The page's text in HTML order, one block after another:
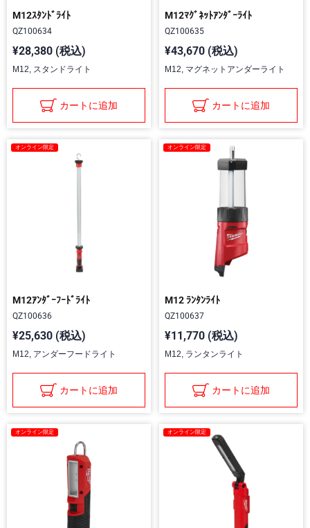
M12ｽﾀﾝﾄﾞﾗｲﾄ
QZ100634
¥28,380 (税込)
M12, スタンドライト
カートに追加
M12ﾏｸﾞﾈｯﾄｱﾝﾀﾞｰﾗｲﾄ
QZ100635
¥43,670 (税込)
M12, マグネットアンダーライト
カートに追加
オンライン限定
M12ｱﾝﾀﾞｰﾌｰﾄﾞﾗｲﾄ
QZ100636
¥25,630 (税込)
M12, アンダーフードライト
カートに追加
オンライン限定
M12 ﾗﾝﾀﾝﾗｲﾄ
QZ100637
¥11,770 (税込)
M12, ランタンライト
カートに追加
オンライン限定 オンライン限定